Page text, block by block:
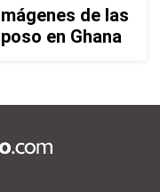
de las
en Ghana